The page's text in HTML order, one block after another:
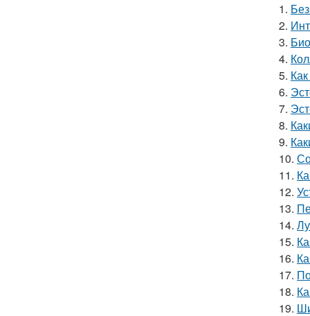
1.
2.
3.
4.
5.
6.
7.
8.
9.
10.
11.
12.
13.
14.
15.
16.
17.
18.
19.